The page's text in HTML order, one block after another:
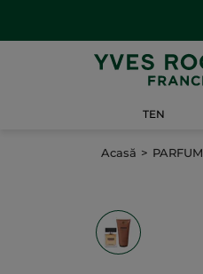
TEN
Acasă PARFUM